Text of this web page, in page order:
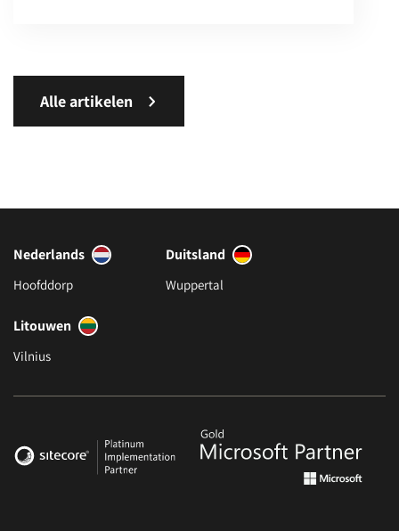
Alle artikelen
Nederlands
Hoofddorp
Duitsland
Wuppertal
Litouwen
Vilnius